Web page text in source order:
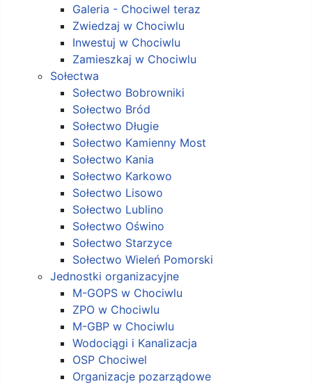
Galeria - Chociwel teraz
Zwiedzaj w Chociwlu
Inwestuj w Chociwlu
Zamieszkaj w Chociwlu
Sołectwa
Sołectwo Bobrowniki
Sołectwo Bród
Sołectwo Długie
Sołectwo Kamienny Most
Sołectwo Kania
Sołectwo Karkowo
Sołectwo Lisowo
Sołectwo Lublino
Sołectwo Oświno
Sołectwo Starzyce
Sołectwo Wieleń Pomorski
Jednostki organizacyjne
M-GOPS w Chociwlu
ZPO w Chociwlu
M-GBP w Chociwlu
Wodociągi i Kanalizacja
OSP Chociwel
Organizacje pozarządowe